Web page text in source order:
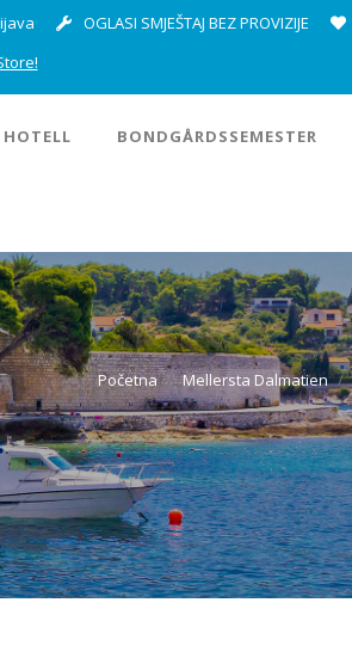
OGLASI SMJEŠTAJ BEZ PROVIZIJE
HOTELL BONDGÅRDSSEMESTER
Početna Mellersta Dalmatien